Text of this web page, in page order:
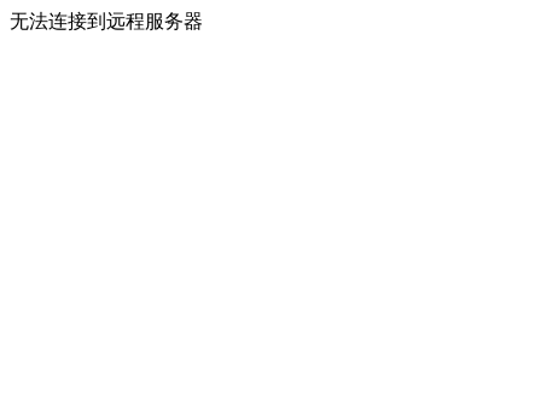
无法连接到远程服务器